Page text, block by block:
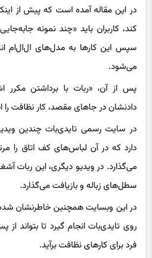
کند، کاربران باید «چند نمونه
سپس این کارها به مدل‌های ال‌ال‌ام
می‌شود.
پس از آن، «ربات با برداشتن مکرر
دادنشان در جاهای مقصد، کار نظافت را
در سایت رسمی تایدی‌بات چندین
دارد که در آن لباس‌های کف اتاق را
می‌گذارد. در ویدیو دیگری، این ربات
سطل‌های زباله و بازیافت می‌گذارد.
در این وبسایت همچنین خاطرنشان شده
روی تایدی‌بات انجام گیرد تا بتواند
فرد برای کارهای نظافت برآید.
در این سایت آمده است: «با توجه به